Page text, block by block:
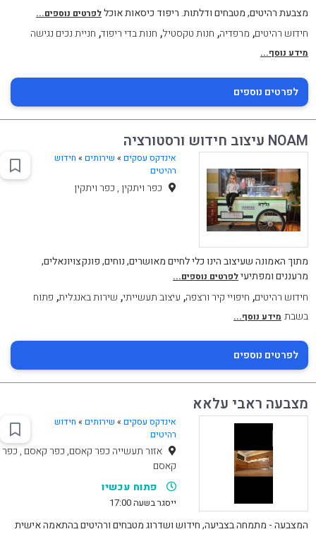
מצבעת רהיטים, מטבחים ודלתות. ריפוד כיסאות אוכללפרטים נוספים...
חידוש רהיטים, מרפדיה, חנות טקסטיל, חנות בדי ריפוד, חניית נכים נגישה
מידע נוסף...
לפרטים נוספים
NOAM עיצוב חידוש ורסטורציה
אינדקס עסקים » שירותים» חידוש
רהיטים
כפר ויתקין , כפר ויתקין
מתוך האמונה שעיצוב הינו כלי לחיים מאושרים, נוחים, פונקצויונאלים,
מרעננים ומפתיעילפרטים נוספים...
חידוש רהיטים, חיפויי קיר ורצפה, עיצוב תעשייתי, שירות באנגלית, פתוח
בשבת מידע נוסף...
לפרטים נוספים
מצבעה ראבי עלאא
אינדקס עסקים » שירותים» חידוש
רהיטים
אזור תעשייה כפר קאסם, כפר קאסם , כפר
קאסם
פתוח עכשיו
ייסגר בשעה 17:00
המצבעה - מתמחה בצביעה, חידוש ושדרוג מטבחים ורהיטים בהתאמה אישית